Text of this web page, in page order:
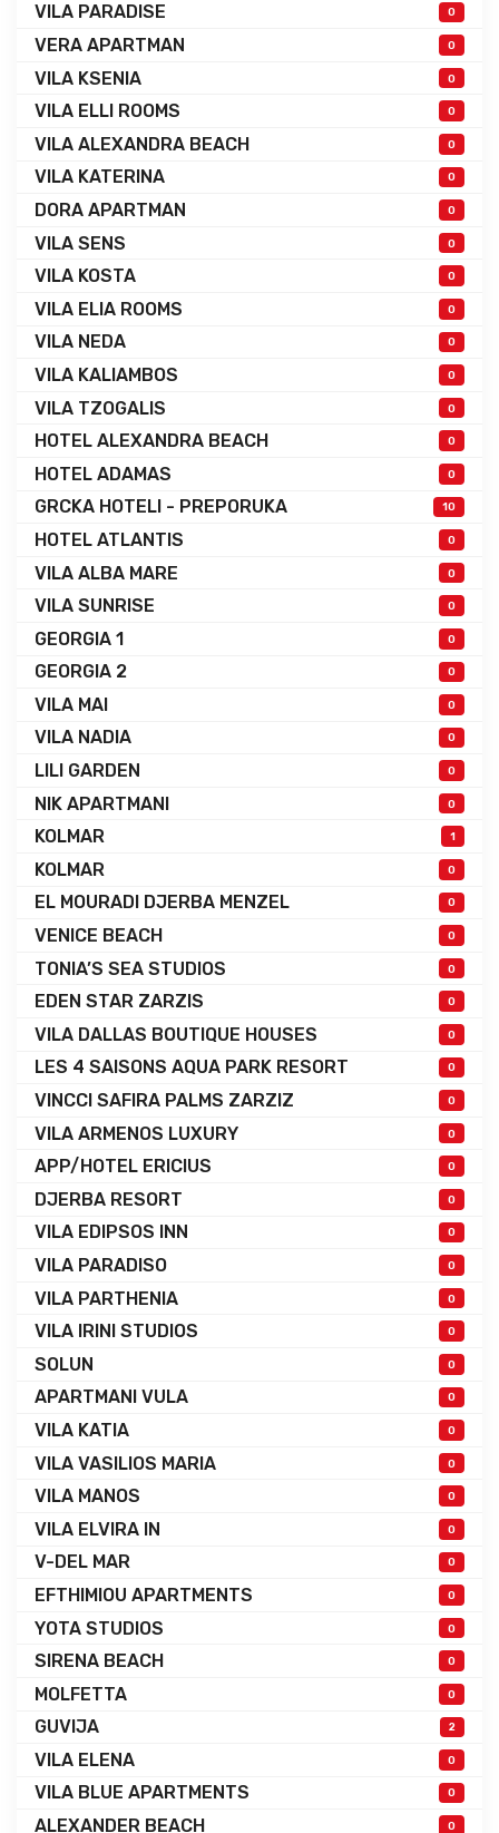
VILA PARADISE 0
VERA APARTMAN 0
VILA KSENIA 0
VILA ELLI ROOMS 0
VILA ALEXANDRA BEACH 0
VILA KATERINA 0
DORA APARTMAN 0
VILA SENS 0
VILA KOSTA 0
VILA ELIA ROOMS 0
VILA NEDA 0
VILA KALIAMBOS 0
VILA TZOGALIS 0
HOTEL ALEXANDRA BEACH 0
HOTEL ADAMAS 0
GRCKA HOTELI - PREPORUKA 10
HOTEL ATLANTIS 0
VILA ALBA MARE 0
VILA SUNRISE 0
GEORGIA 1 0
GEORGIA 2 0
VILA MAI 0
VILA NADIA 0
LILI GARDEN 0
NIK APARTMANI 0
KOLMAR 1
KOLMAR 0
EL MOURADI DJERBA MENZEL 0
VENICE BEACH 0
TONIA’S SEA STUDIOS 0
EDEN STAR ZARZIS 0
VILA DALLAS BOUTIQUE HOUSES 0
LES 4 SAISONS AQUA PARK RESORT 0
VINCCI SAFIRA PALMS ZARZIZ 0
VILA ARMENOS LUXURY 0
APP/HOTEL ERICIUS 0
DJERBA RESORT 0
VILA EDIPSOS INN 0
VILA PARADISO 0
VILA PARTHENIA 0
VILA IRINI STUDIOS 0
SOLUN 0
APARTMANI VULA 0
VILA KATIA 0
VILA VASILIOS MARIA 0
VILA MANOS 0
VILA ELVIRA IN 0
V-DEL MAR 0
EFTHIMIOU APARTMENTS 0
YOTA STUDIOS 0
SIRENA BEACH 0
MOLFETTA 0
GUVIJA 2
VILA ELENA 0
VILA BLUE APARTMENTS 0
ALEXANDER BEACH 0